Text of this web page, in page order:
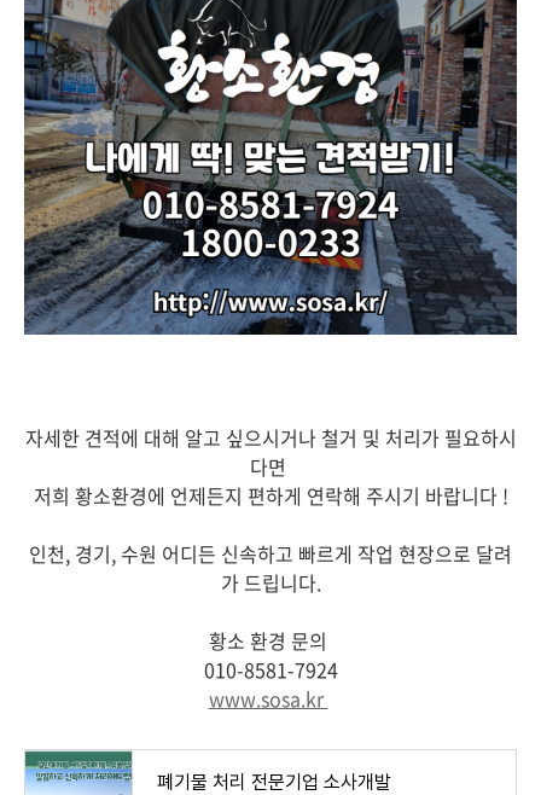
자세한 견적에 대해 알고 싶으시거나 철거 및 처리가 필요하시
다면
저희 황소환경에 언제든지 편하게 연락해 주시기 바랍니다 !
인천, 경기, 수원 어디든 신속하고 빠르게 작업 현장으로 달려
가 드립니다.
황소 환경 문의
010-8581-7924
www.sosa.kr
폐기물 처리 전문기업 소사개발